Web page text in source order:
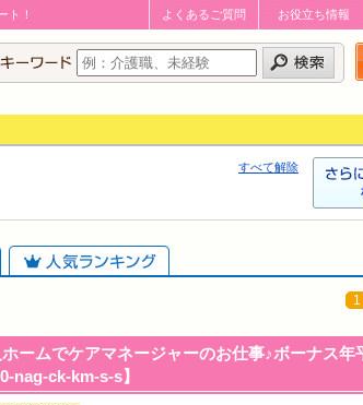
ト！ お役立ち情報
よくあるご質問
すべて解除
人気ランキング
1
ームでケアマネージャーのお仕事♪ボーナス年
nag-ck-km-s-s】